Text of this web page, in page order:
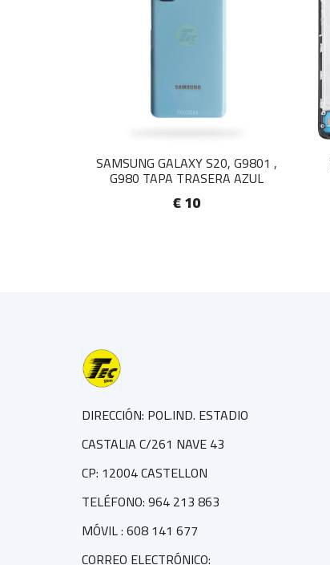
SAMSUNG GALAXY S20, G9801 ,
G980 TAPA TRASERA AZUL
€ 10
DIRECCIÓN: POL.IND. ESTADIO
CASTALIA C/261 NAVE 43
CP: 12004 CASTELLON
TELÉFONO: 964 213 863
MÓVIL : 608 141 677
CORREO ELECTRÓNICO: